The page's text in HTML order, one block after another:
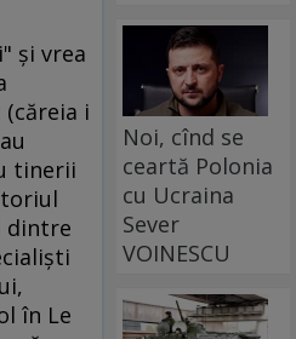
şi vrea
i
tinerii
dintre
în Le
Noi, cînd se
ceartă Polonia
cu Ucraina
Sever
VOINESCU